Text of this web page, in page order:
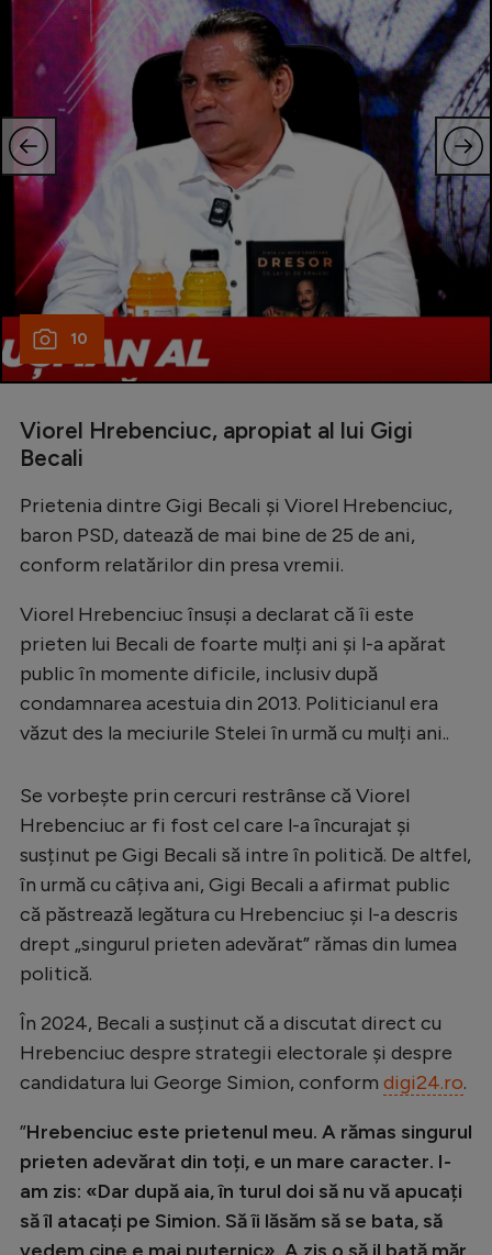
10
Viorel Hrebenciuc, apropiat al lui Gigi
Becali
Prietenia dintre Gigi Becali și Viorel Hrebenciuc,
baron PSD, datează de mai bine de 25 de ani,
conform relatărilor din presa vremii.
Viorel Hrebenciuc însuși a declarat că îi este
prieten lui Becali de foarte mulți ani și l-a apărat
public în momente dificile, inclusiv după
condamnarea acestuia din 2013. Politicianul era
văzut des la meciurile Stelei în urmă cu mulți ani..
Se vorbește prin cercuri restrânse că Viorel
Hrebenciuc ar fi fost cel care l-a încurajat și
susținut pe Gigi Becali să intre în politică. De altfel,
în urmă cu câțiva ani, Gigi Becali a afirmat public
că păstrează legătura cu Hrebenciuc și l-a descris
drept „singurul prieten adevărat” rămas din lumea
politică.
În 2024, Becali a susținut că a discutat direct cu
Hrebenciuc despre strategii electorale și despre
candidatura lui George Simion, conform digi24.ro.
”Hrebenciuc este prietenul meu. A rămas singurul
prieten adevărat din toți, e un mare caracter. I-
am zis: «Dar după aia, în turul doi să nu vă apucați
să îl atacați pe Simion. Să îi lăsăm să se bata, să
vedem cine e mai puternic». A zis o să il bată măr,